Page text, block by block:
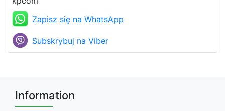
Zapisz się na WhatsApp
Subskrybuj na Viber
Information